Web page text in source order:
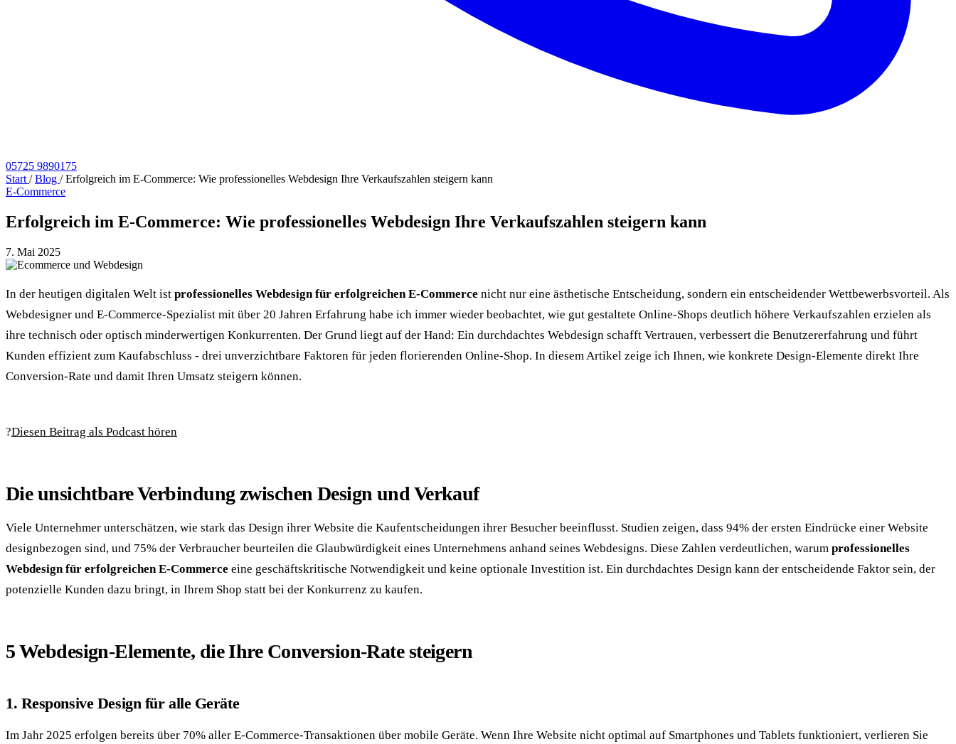
05725 9890175
Start / Blog / Erfolgreich im E-Commerce: Wie professionelles Webdesign Ihre Verkaufszahlen steigern kann
E-Commerce
Erfolgreich im E-Commerce: Wie professionelles Webdesign Ihre Verkaufszahlen steigern kann
7. Mai 2025
In der heutigen digitalen Welt ist professionelles Webdesign für erfolgreichen E-Commerce nicht nur eine ästhetische Entscheidung, sondern ein entscheidender Wettbewerbsvorteil. Als
Webdesigner und E-Commerce-Spezialist mit über 20 Jahren Erfahrung habe ich immer wieder beobachtet, wie gut gestaltete Online-Shops deutlich höhere Verkaufszahlen erzielen als
ihre technisch oder optisch minderwertigen Konkurrenten. Der Grund liegt auf der Hand: Ein durchdachtes Webdesign schafft Vertrauen, verbessert die Benutzererfahrung und führt
Kunden effizient zum Kaufabschluss - drei unverzichtbare Faktoren für jeden florierenden Online-Shop. In diesem Artikel zeige ich Ihnen, wie konkrete Design-Elemente direkt Ihre
Conversion-Rate und damit Ihren Umsatz steigern können.
?️Diesen Beitrag als Podcast hören
Die unsichtbare Verbindung zwischen Design und Verkauf
Viele Unternehmer unterschätzen, wie stark das Design ihrer Website die Kaufentscheidungen ihrer Besucher beeinflusst. Studien zeigen, dass 94% der ersten Eindrücke einer Website
designbezogen sind, und 75% der Verbraucher beurteilen die Glaubwürdigkeit eines Unternehmens anhand seines Webdesigns. Diese Zahlen verdeutlichen, warum professionelles
Webdesign für erfolgreichen E-Commerce eine geschäftskritische Notwendigkeit und keine optionale Investition ist. Ein durchdachtes Design kann der entscheidende Faktor sein, der
potenzielle Kunden dazu bringt, in Ihrem Shop statt bei der Konkurrenz zu kaufen.
5 Webdesign-Elemente, die Ihre Conversion-Rate steigern
1. Responsive Design für alle Geräte
Im Jahr 2025 erfolgen bereits über 70% aller E-Commerce-Transaktionen über mobile Geräte. Wenn Ihre Website nicht optimal auf Smartphones und Tablets funktioniert, verlieren Sie